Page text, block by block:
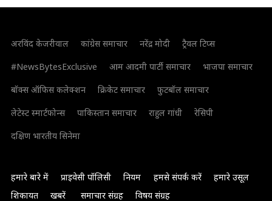
अरविंद केजरीवाल कांग्रेस समाचार नरेंद्र मोदी
ट्रैवल टिप्स
#NewsBytesExclusive
आम आदमी पार्टी समाचार
भाजपा समाचार
बॉक्स ऑफिस कलेक्शन
क्रिकेट समाचार
फुटबॉल समाचार
लेटेस्ट स्मार्टफोन्स
पाकिस्तान समाचार राहुल गांधी
रेसिपी
दक्षिण भारतीय सिनेमा
हमारे बारे में प्राइवेसी पॉलिसी नियम हमसे संपर्क करें
हमारे उसूल
शिकायत
खबरें समाचार संग्रह विषय संग्रह